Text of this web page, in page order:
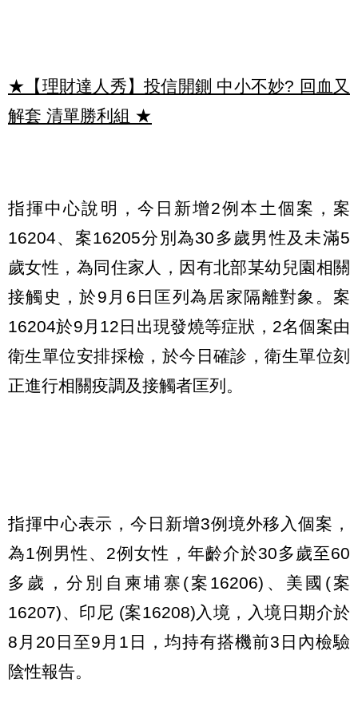
★【理財達人秀】投信開鍘 中小不妙? 回血又
解套 清單勝利組 ★
指揮中心說明，今日新增2例本土個案，案
16204、案16205分別為30多歲男性及未滿5
歲女性，為同住家人，因有北部某幼兒園相關
接觸史，於9月6日匡列為居家隔離對象。案
16204於9月12日出現發燒等症狀，2名個案由
衛生單位安排採檢，於今日確診，衛生單位刻
正進行相關疫調及接觸者匡列。
指揮中心表示，今日新增3例境外移入個案，
為1例男性、2例女性，年齡介於30多歲至60
多歲，分別自柬埔寨(案16206)、美國(案
16207)、印尼 (案16208)入境，入境日期介於
8月20日至9月1日，均持有搭機前3日內檢驗
陰性報告。